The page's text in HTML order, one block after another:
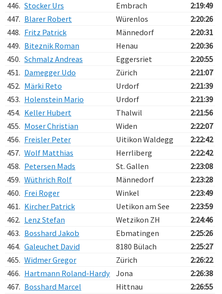
446. Stocker Urs Embrach
2:19:49
447. Blarer Robert Würenlos
2:20:26
448. Fritz Patrick Männedorf
2:20:31
449. Biteznik Roman Henau
2:20:36
450. Schmalz Andreas Eggersriet
2:20:55
451. Damegger Udo Zürich
2:21:07
452. Märki Reto Urdorf
2:21:39
453. Holenstein Mario Urdorf
2:21:39
454. Keller Hubert Thalwil
2:21:56
455. Moser Christian Widen
2:22:07
456. Freisler Peter Uitikon Waldegg
2:22:42
457. Wolf Matthias Herrliberg
2:22:42
458. Petersen Mads St. Gallen
2:23:08
459. Wüthrich Rolf Männedorf
2:23:28
460. Frei Roger Winkel
2:23:49
461. Kircher Patrick Uetikon am See
2:23:59
462. Lenz Stefan Wetzikon ZH
2:24:46
463. Bosshard Jakob Ebmatingen
2:25:26
464. Galeuchet David 8180 Bülach
2:25:27
465. Widmer Gregor Zürich
2:26:22
466. Hartmann Roland-Hardy Jona
2:26:38
467. Bosshard Marcel Hittnau
2:26:55